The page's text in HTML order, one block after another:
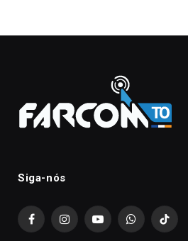
Siga-nós
FacebookInstagramYouTubeWhatsAppTikTok